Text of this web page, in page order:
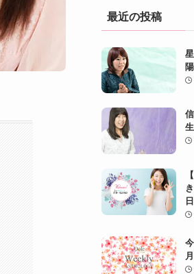
最近の投稿
生